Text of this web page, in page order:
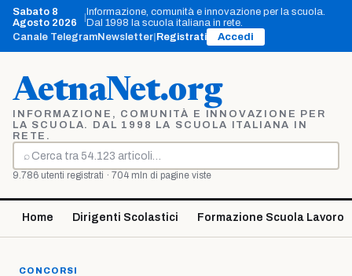
Vai
contenuto
Sabato 8
Agosto 2026
Informazione, comunità e innovazione per la scuola.
Dal 1998 la scuola italiana in rete.
Canale TelegramNewsletter Registrati Accedi
AetnaNet.org
INFORMAZIONE, COMUNITÀ E INNOVAZIONE PER
LA SCUOLA. DAL 1998 LA SCUOLA ITALIANA IN
RETE.
⌕
Cerca
9.786 utenti registrati · 704 mln di pagine viste
Home Dirigenti Scolastici Formazione Scuola Lavoro
CONCORSI